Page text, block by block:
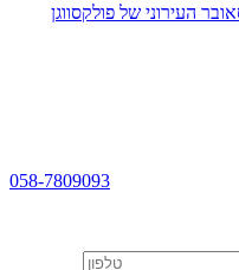
העירוני של פולקסווגן
058-7809093